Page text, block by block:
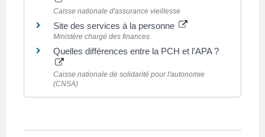
Caisse nationale d'assurance vieillesse
Site des services à la personne
Ministère chargé des finances
Quelles différences entre la PCH et l'APA ?
Caisse nationale de solidarité pour l'autonomie
(CNSA)